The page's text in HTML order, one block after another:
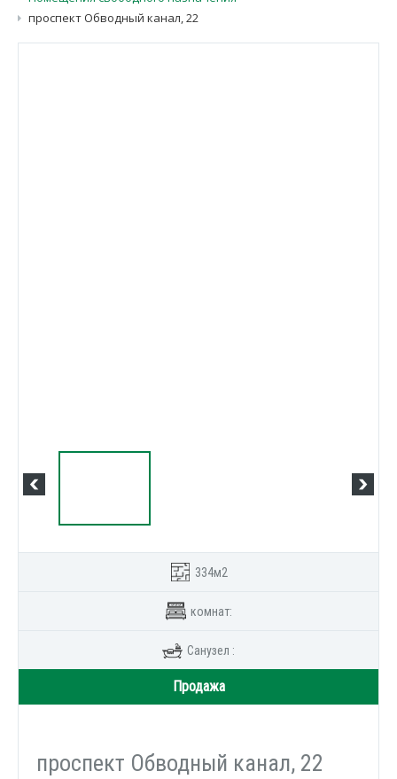
проспект Обводный канал, 22
334м2
комнат:
Санузел :
Продажа
проспект Обводный канал, 22